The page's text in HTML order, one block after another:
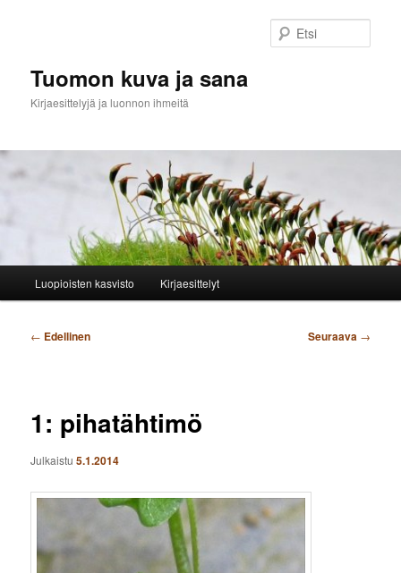
Tuomon kuva ja sana
Kirjaesittelyjä ja luonnon ihmeitä
Luopioisten kasvisto Kirjaesittelyt
Artikkelien
← Edellinen Seuraava →
1: pihatähtimö
Julkaistu5.1.2014